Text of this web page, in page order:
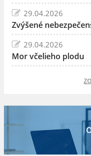
29.04.2026
Zvýšené
29.04.2026
Mor včelieho plodu